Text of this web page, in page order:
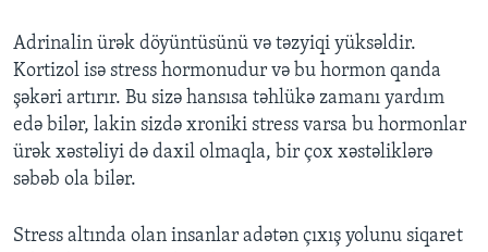
Adrinalin ürək döyüntüsünü və təzyiqi yüksəldir.
Kortizol isə stress hormonudur və bu hormon qanda
şəkəri artırır. Bu sizə hansısa təhlükə zamanı yardım
edə bilər, lakin sizdə xroniki stress varsa bu hormonlar
ürək xəstəliyi də daxil olmaqla, bir çox xəstəliklərə
səbəb ola bilər.
Stress altında olan insanlar adətən çıxış yolunu siqaret